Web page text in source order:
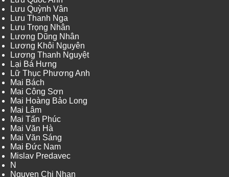
Lưu Quỳnh Vân
Lưu Thanh Nga
Lưu Trọng Nhân
Lương Dũng Nhân
Lương Khôi Nguyên
Lương Thanh Nguyệt
Lại Bá Hưng
Lữ Thục Phương Anh
Mai Bách
Mai Công Sơn
Mai Hoàng Bảo Long
Mai Lâm
Mai Tấn Phúc
Mai Văn Hà
Mai Văn Sáng
Mai Đức Nam
Mislav Predavec
N
Nguyen Chi Nhan